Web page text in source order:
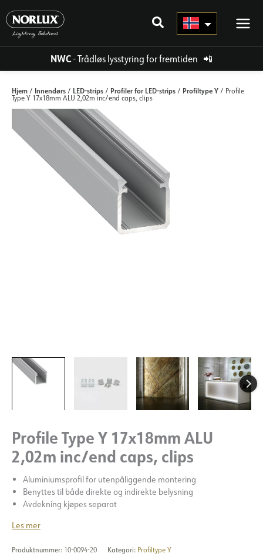
rett
innholdet
NWC- Trådløs lysstyring for fremtiden 📲
Hjem / Innendørs / LED-strips / Profiler for LED-strips / Profiltype Y / Profile
Type Y 17x18mm ALU 2,02m inc/end caps, clips
Profile Type Y 17x18mm ALU
2,02m inc/end caps, clips
Aluminiumsprofil for utenpåliggende montering
Benyttes til både direkte og indirekte belysning
Avdekning kjøpes separat
Les mer
Produktnummer: 10-0094-20 Kategori: Profiltype Y